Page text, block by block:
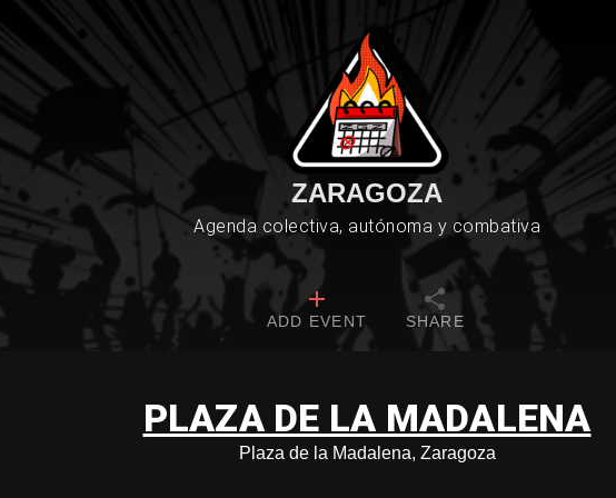
ZARAGOZA
Agenda colectiva, autónoma y combativa
ADD EVENT SHARE
PLAZA DE LA MADALENA
Plaza de la Madalena, Zaragoza